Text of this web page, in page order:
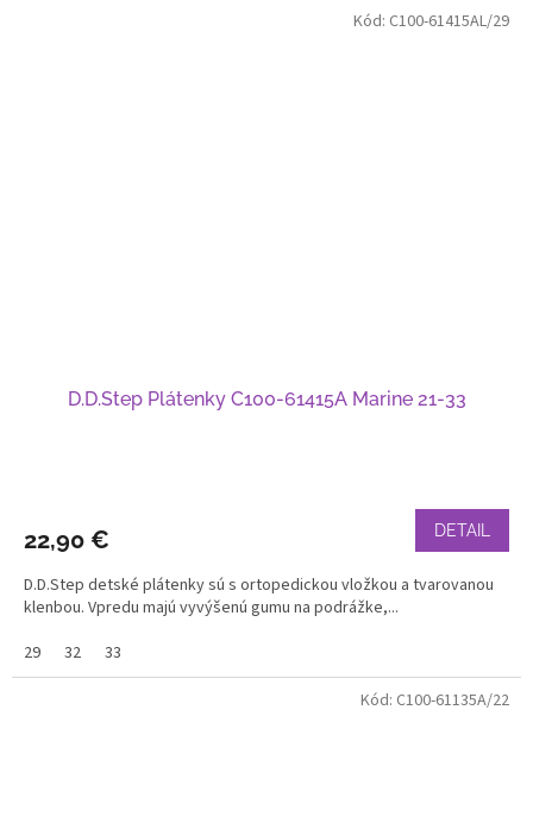
D.D.Step Plátenky C100-61415A Marine 21-33
22,90 € DETAIL
D.D.Step detské plátenky sú s ortopedickou vložkou a tvarovanou
klenbou. Vpredu majú vyvýšenú gumu na podrážke,...
29
32 33
Kód: C100-61415AL/29
Kód: C100-61135A/22